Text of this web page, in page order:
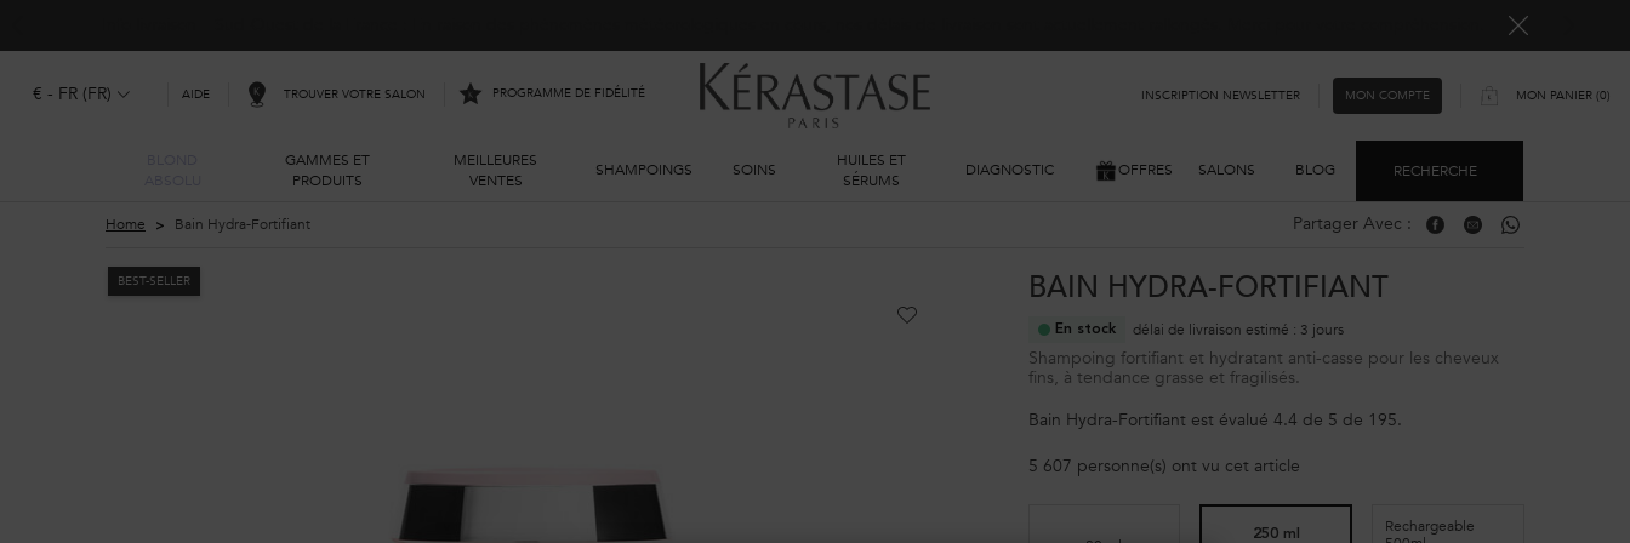
€ - FR (FR) AIDE TROUVER VOTRE SALON PROGRAMME DE FIDÉLITÉ INSCRIPTION NEWSLETTER MON COMPTE MON PANIER 0
0 PRODUIT
GAMMES ET
PRODUITS
MEILLEURES
VENTES
SHAMPOINGS SOINS
HUILES ET
SÉRUMS
DIAGNOSTIC OFFRES SALONS BLOG RECHERCHE
Home Bain Hydra-Fortifiant Partager Avec : Partager Avec : Facebook
Partager Avec : Email
Partager Avec :
BAIN HYDRA-FORTIFIANT
En stock délai de livraison estimé : 3 jours
Shampoing fortifiant et hydratant anti-casse pour les cheveux
fins, à tendance grasse et fragilisés.
Bain Hydra-Fortifiant est évalué 4.4 de 5 de 195.
5 607 personne(s) ont vu cet article
BEST-SELLER
250 ml
Rechargeable